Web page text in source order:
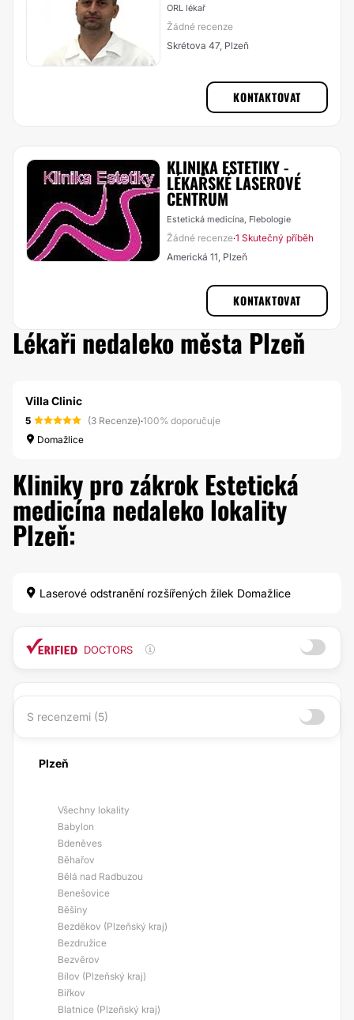
ORL lékař
Žádné recenze
Skrétova 47, Plzeň
KONTAKTOVAT
KLINIKA ESTETIKY -
LÉKAŘSKÉ LASEROVÉ
CENTRUM
Estetická medicína, Flebologie
Žádné recenze·1 Skutečný příběh
Americká 11, Plzeň
KONTAKTOVAT
Lékaři nedaleko města Plzeň
Villa Clinic
5 (3 Recenze)·100% doporučuje
Domažlice
Kliniky pro zákrok Estetická
medicína nedaleko lokality
Plzeň:
Laserové odstranění rozšířených žilek Domažlice
DOCTORS
S recenzemi (5)
Plzeň
Všechny lokality
Babylon
Bdeněves
Běhařov
Bělá nad Radbuzou
Benešovice
Běšiny
Bezděkov (Plzeňský kraj)
Bezdružice
Bezvěrov
Bílov (Plzeňský kraj)
Biřkov
Blatnice (Plzeňský kraj)